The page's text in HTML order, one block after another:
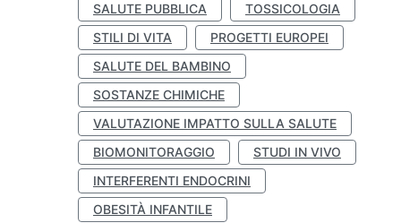
SALUTE PUBBLICA
TOSSICOLOGIA
STILI DI VITA
PROGETTI EUROPEI
SALUTE DEL BAMBINO
SOSTANZE CHIMICHE
VALUTAZIONE IMPATTO SULLA SALUTE
BIOMONITORAGGIO
STUDI IN VIVO
INTERFERENTI ENDOCRINI
OBESITÀ INFANTILE